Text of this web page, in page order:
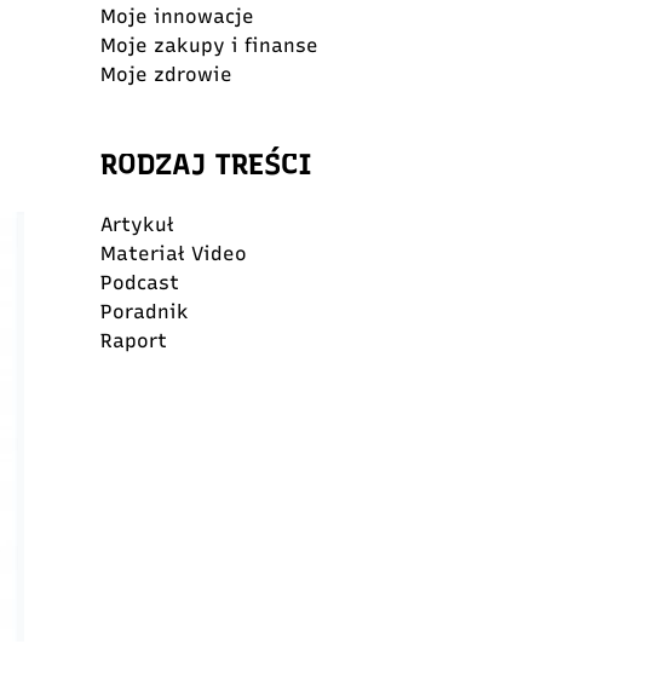
Moje innowacje
Moje zakupy i finanse
Moje zdrowie
RODZAJ TREŚCI
Artykuł
Materiał Video
Podcast
Poradnik
Raport